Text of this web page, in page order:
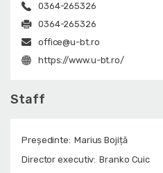
0364-265326
0364-265326
office@u-bt.ro
https://www.u-bt.ro/
Staff
Președinte: Marius Bojiță
Director executiv: Branko Cuic